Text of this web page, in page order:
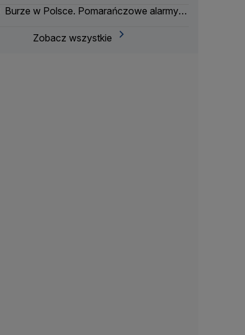
Burze w Polsce. Pomarańczowe alarmy w
Zobacz wszystkie